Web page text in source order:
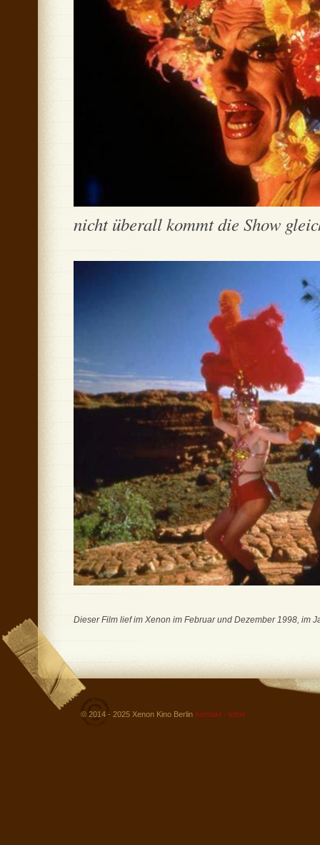
nicht überall kommt die Show
Dieser Film lief im Xenon im Februar und Dezember 1998, im
© 2014 - 2025 Xenon Kino Berlin Kontakt - Infos